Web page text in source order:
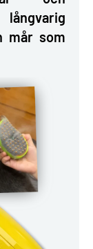
mår som